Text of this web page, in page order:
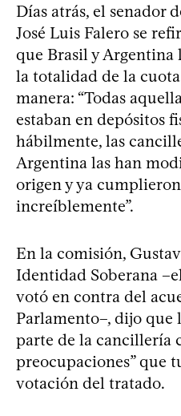
Días atrás, el senador
José Luis Falero se
que Brasil y Argentina
la totalidad de la
manera: “Todas
estaban en depósitos
hábilmente, las
Argentina las han
origen y ya
increíblemente”.
En la comisión,
Identidad Soberana
votó en contra del
Parlamento–, dijo que
parte de la cancillería
preocupaciones” que
votación del tratado.